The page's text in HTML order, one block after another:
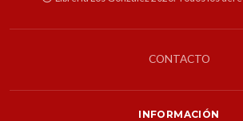
CONTACTO
INFORMACIÓN